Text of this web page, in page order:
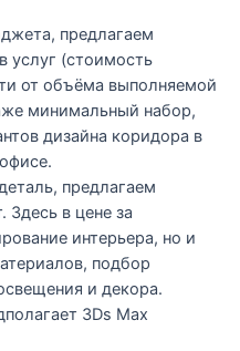
предлагаем
услуг (стоимость
от объёма выполняемой
минимальный набор,
дизайна коридора в
предлагаем
Здесь в цене за
интерьера, но и
подбор
и декора.
3Ds Max